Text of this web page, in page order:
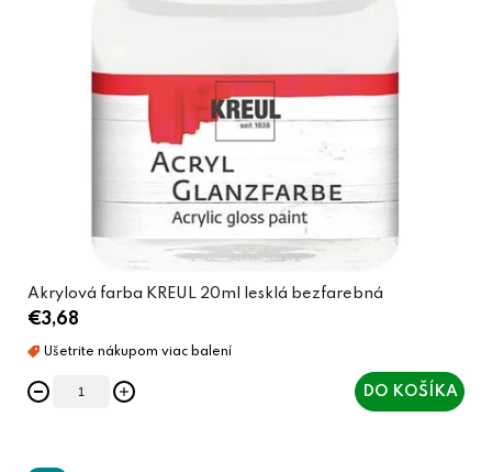
Akrylová farba KREUL 20ml lesklá bezfarebná
€3,68
DO KOŠÍKA